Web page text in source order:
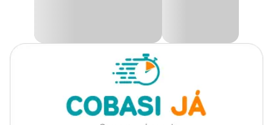
De Madeira, pelúcia macia e o poste com sisal.
Dimensões aproximadas